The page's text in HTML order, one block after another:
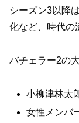
シーズン3以降
化など、時代の
バチェラー2の
小柳津林太
女性メンバ